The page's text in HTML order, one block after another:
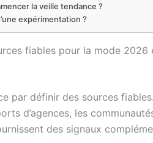
la veille tendance ?
expérimentation ?
fiables pour la mode 2026
par définir des sources
d’agences, les
des signaux